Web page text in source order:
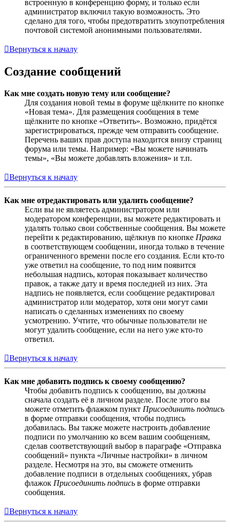
встроенную в конференцию форму, и только если
администратор включил такую возможность. Это
сделано для того, чтобы предотвратить злоупотребления
почтовой системой анонимными пользователями.
Вернуться к началу
Создание сообщений
Как мне создать новую тему или сообщение?
Для создания новой темы в форуме щёлкните по кнопке
«Новая тема». Для размещения сообщения в теме
щёлкните по кнопке «Ответить». Возможно, придётся
зарегистрироваться, прежде чем отправить сообщение.
Перечень ваших прав доступа находится внизу страниц
форума или темы. Например: «Вы можете начинать
темы», «Вы можете добавлять вложения» и т.п.
Вернуться к началу
Как мне отредактировать или удалить сообщение?
Если вы не являетесь администратором или
модератором конференции, вы можете редактировать и
удалять только свои собственные сообщения. Вы можете
перейти к редактированию, щёлкнув по кнопке Правка
в соответствующем сообщении, иногда только в течение
ограниченного времени после его создания. Если кто-то
уже ответил на сообщение, то под ним появится
небольшая надпись, которая показывает количество
правок, а также дату и время последней из них. Эта
надпись не появляется, если сообщение редактировал
администратор или модератор, хотя они могут сами
написать о сделанных изменениях по своему
усмотрению. Учтите, что обычные пользователи не
могут удалить сообщение, если на него уже кто-то
ответил.
Вернуться к началу
Как мне добавить подпись к своему сообщению?
Чтобы добавить подпись к сообщению, вы должны
сначала создать её в личном разделе. После этого вы
можете отметить флажком пункт Присоединить подпись
в форме отправки сообщения, чтобы подпись
добавилась. Вы также можете настроить добавление
подписи по умолчанию ко всем вашим сообщениям,
сделав соответствующий выбор в параграфе «Отправка
сообщений» пункта «Личные настройки» в личном
разделе. Несмотря на это, вы сможете отменить
добавление подписи в отдельных сообщениях, убрав
флажок Присоединить подпись в форме отправки
сообщения.
Вернуться к началу